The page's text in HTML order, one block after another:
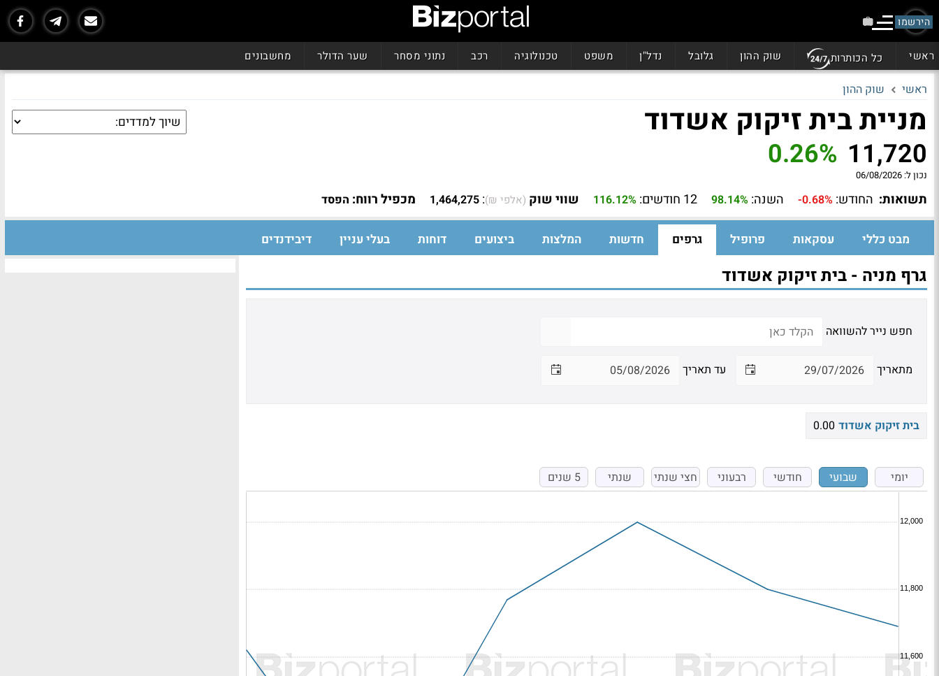
הירשמו
ראשי כל הכותרות שוק ההון גלובל נדל"ן משפט טכנולוגיה רכב נתוני מסחר שער הדולר מחשבונים
ראשי שוק ההון
מניית בית זיקוק אשדוד
11,720
0.26%
נכון ל: 06/08/2026
תשואות: החודש: -0.68% השנה: 98.14% 12 חודשים: 116.12% שווי שוק (אלפי ₪):
1,464,275 מכפיל רווח: הפסד
מבט כללי עסקאות פרופיל גרפים חדשות המלצות ביצועים דוחות בעלי עניין דיבידנדים
גרף מניה - בית זיקוק אשדוד
חפש נייר להשוואה
מתאריך עד תאריך
בית זיקוק אשדוד 0.00
יומי שבועי חודשי רבעוני חצי שנתי שנתי 5 שנים